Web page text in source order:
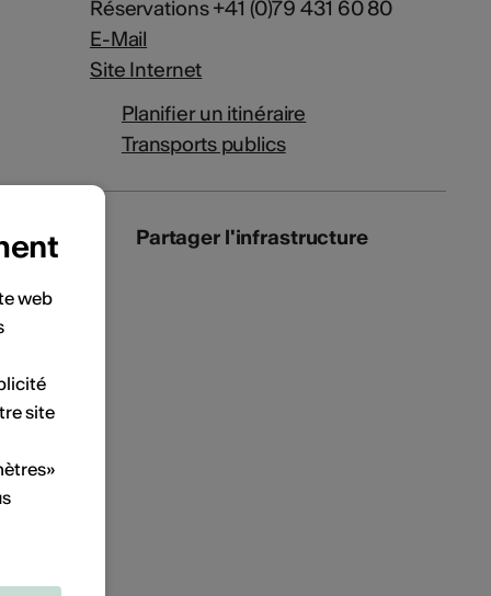
Réservations +41 (0)79 431 60 80
E-Mail
Site Internet
Planifier un itinéraire
Transports publics
Partager l'infrastructure
web
site